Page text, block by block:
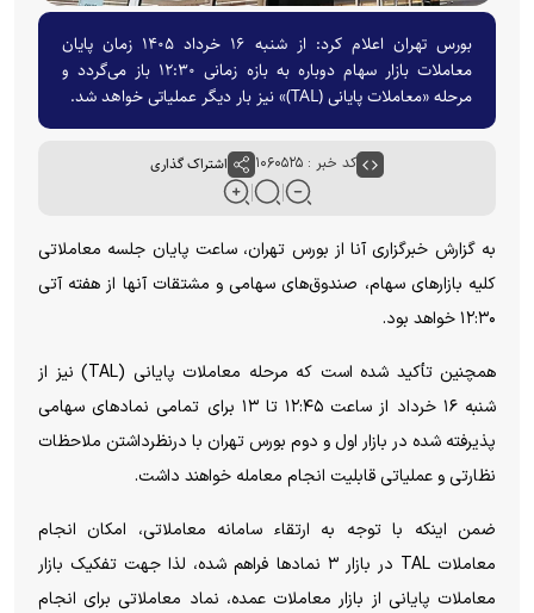
بورس تهران اعلام کرد: از شنبه ۱۶ خرداد ۱۴۰۵ زمان پایان
معاملات بازار سهام دوباره به بازه زمانی ۱۲:۳۰ باز می‌گردد و
مرحله «معاملات پایانی (TAL)» نیز بار دیگر عملیاتی خواهد شد.
کد خبر : ۱۰۶۰۵۲۵ اشتراک گذاری
به گزارش خبرگزاری آنا از بورس تهران، ساعت پایان جلسه معاملاتی
کلیه بازار‌های سهام، صندوق‌های سهامی و مشتقات آنها از هفته آتی
۱۲:۳۰ خواهد بود.
همچنین تأکید شده است که مرحله معاملات پایانی (TAL) نیز از
شنبه ۱۶ خرداد از ساعت ۱۲:۴۵ تا ۱۳ برای تمامی نماد‌های سهامی
پذیرفته شده در بازار اول و دوم بورس تهران با درنظرداشتن ملاحظات
نظارتی و عملیاتی قابلیت انجام معامله خواهند داشت.
ضمن اینکه با توجه به ارتقاء سامانه معاملاتی، امکان انجام
معاملات TAL در بازار ۳ نماد‌ها فراهم شده، لذا جهت تفکیک بازار
معاملات پایانی از بازار معاملات عمده، نماد معاملاتی برای انجام